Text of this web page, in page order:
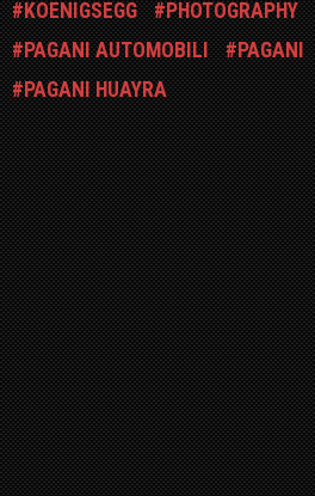
KOENIGSEGG
PHOTOGRAPHY
PAGANI AUTOMOBILI
PAGANI
PAGANI HUAYRA